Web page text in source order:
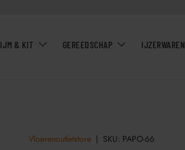
& KIT GEREEDSCHAP IJZERWAREN
Vloerenoutletstore | SKU: PAPO-66